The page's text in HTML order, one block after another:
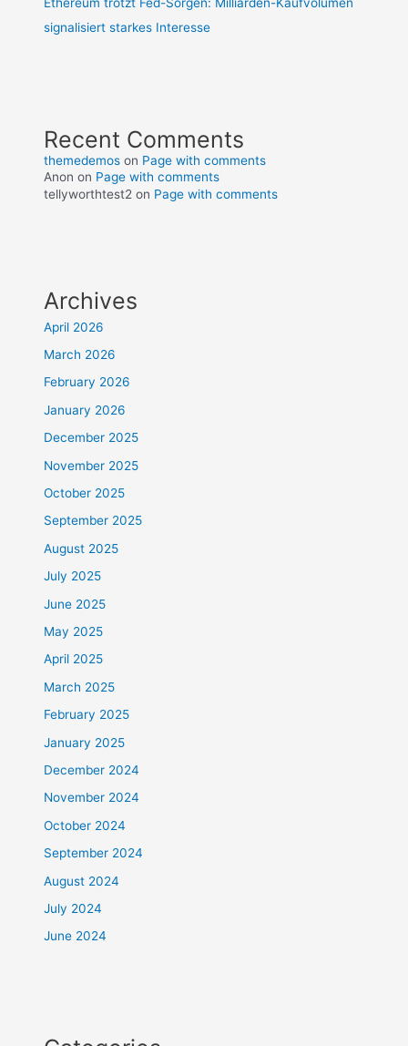
signalisiert starkes Interesse
Recent Comments
themedemos on Page with comments
Anon on Page with comments
tellyworthtest2 on Page with comments
Archives
April 2026
March 2026
February 2026
January 2026
December 2025
November 2025
October 2025
September 2025
August 2025
July 2025
June 2025
May 2025
April 2025
March 2025
February 2025
January 2025
December 2024
November 2024
October 2024
September 2024
August 2024
July 2024
June 2024